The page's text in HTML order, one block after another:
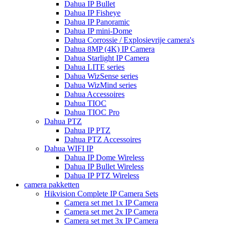
Dahua IP Bullet
Dahua IP Fisheye
Dahua IP Panoramic
Dahua IP mini-Dome
Dahua Corrossie / Explosievrije camera's
Dahua 8MP (4K) IP Camera
Dahua Starlight IP Camera
Dahua LITE series
Dahua WizSense series
Dahua WizMind series
Dahua Accessoires
Dahua TIOC
Dahua TIOC Pro
Dahua PTZ
Dahua IP PTZ
Dahua PTZ Accessoires
Dahua WIFI IP
Dahua IP Dome Wireless
Dahua IP Bullet Wireless
Dahua IP PTZ Wireless
camera pakketten
Hikvision Complete IP Camera Sets
Camera set met 1x IP Camera
Camera set met 2x IP Camera
Camera set met 3x IP Camera